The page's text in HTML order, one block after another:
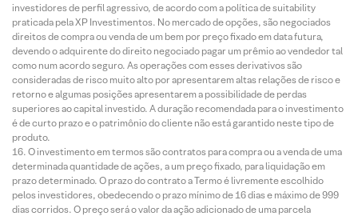
investidores de perfil agressivo, de acordo com a política de suitability
praticada pela XP Investimentos. No mercado de opções, são negociados
direitos de compra ou venda de um bem por preço fixado em data futura,
devendo o adquirente do direito negociado pagar um prêmio ao vendedor tal
como num acordo seguro. As operações com esses derivativos são
consideradas de risco muito alto por apresentarem altas relações de risco e
retorno e algumas posições apresentarem a possibilidade de perdas
superiores ao capital investido. A duração recomendada para o investimento
é de curto prazo e o patrimônio do cliente não está garantido neste tipo de
produto.
O investimento em termos são contratos para compra ou a venda de uma
determinada quantidade de ações, a um preço fixado, para liquidação em
prazo determinado. O prazo do contrato a Termo é livremente escolhido
pelos investidores, obedecendo o prazo mínimo de 16 dias e máximo de 999
dias corridos. O preço será o valor da ação adicionado de uma parcela